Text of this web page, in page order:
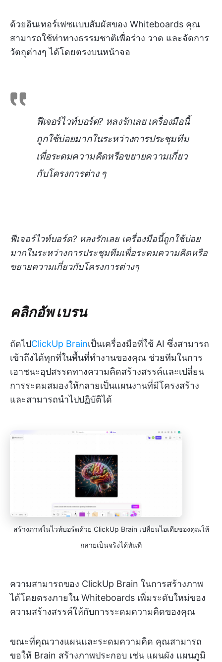
ด้วยอินเทอร์เฟซแบบสัมผัสของ Whiteboards คุณ
สามารถใช้ท่าทางธรรมชาติเพื่อร่าง วาด และจัดการ
วัตถุต่างๆ ได้โดยตรงบนหน้าจอ
ฟีเจอร์ไวท์บอร์ด? หลงรักเลย เครื่องมือนี้
ถูกใช้บ่อยมากในระหว่างการประชุมทีม
เพื่อระดมความคิดหรือขยายความเกี่ยว
กับโครงการต่าง ๆ
ฟีเจอร์ไวท์บอร์ด? หลงรักเลย เครื่องมือนี้ถูกใช้บ่อย
มากในระหว่างการประชุมทีมเพื่อระดมความคิดหรือ
ขยายความเกี่ยวกับโครงการต่างๆ
คลิกอัพ เบรน
ถัดไปClickUp Brainเป็นเครื่องมือที่ใช้ AI ซึ่งสามารถ
เข้าถึงได้ทุกที่ในพื้นที่ทำงานของคุณ ช่วยทีมในการ
เอาชนะอุปสรรคทางความคิดสร้างสรรค์และเปลี่ยน
การระดมสมองให้กลายเป็นแผนงานที่มีโครงสร้าง
และสามารถนำไปปฏิบัติได้
สร้างภาพในไวท์บอร์ดด้วย ClickUp Brain เปลี่ยนไอเดียของคุณให้
กลายเป็นจริงได้ทันที
ความสามารถของ ClickUp Brain ในการสร้างภาพ
ได้โดยตรงภายใน Whiteboards เพิ่มระดับใหม่ของ
ความสร้างสรรค์ให้กับการระดมความคิดของคุณ
ขณะที่คุณวางแผนและระดมความคิด คุณสามารถ
ขอให้ Brain สร้างภาพประกอบ เช่น แผนผัง แผนภูมิ